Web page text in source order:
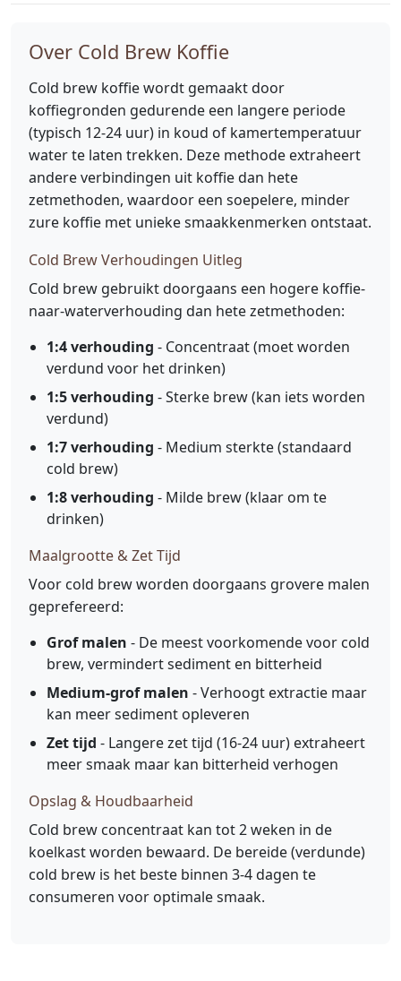
Over Cold Brew Koffie
Cold brew koffie wordt gemaakt door
koffiegronden gedurende een langere periode
(typisch 12-24 uur) in koud of kamertemperatuur
water te laten trekken. Deze methode extraheert
andere verbindingen uit koffie dan hete
zetmethoden, waardoor een soepelere, minder
zure koffie met unieke smaakkenmerken ontstaat.
Cold Brew Verhoudingen Uitleg
Cold brew gebruikt doorgaans een hogere koffie-
naar-waterverhouding dan hete zetmethoden:
1:4 verhouding - Concentraat (moet worden
verdund voor het drinken)
1:5 verhouding - Sterke brew (kan iets worden
verdund)
1:7 verhouding - Medium sterkte (standaard
cold brew)
1:8 verhouding - Milde brew (klaar om te
drinken)
Maalgrootte & Zet Tijd
Voor cold brew worden doorgaans grovere malen
geprefereerd:
Grof malen - De meest voorkomende voor cold
brew, vermindert sediment en bitterheid
Medium-grof malen - Verhoogt extractie maar
kan meer sediment opleveren
Zet tijd - Langere zet tijd (16-24 uur) extraheert
meer smaak maar kan bitterheid verhogen
Opslag & Houdbaarheid
Cold brew concentraat kan tot 2 weken in de
koelkast worden bewaard. De bereide (verdunde)
cold brew is het beste binnen 3-4 dagen te
consumeren voor optimale smaak.